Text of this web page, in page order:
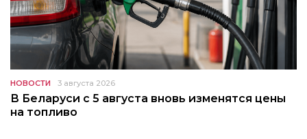
НОВОСТИ 3 августа 2026
В Беларуси с 5 августа вновь изменятся цены
на топливо